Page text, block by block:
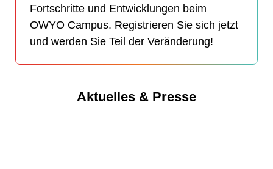
Fortschritte und Entwicklungen beim
OWYO Campus. Registrieren Sie sich jetzt
und werden Sie Teil der Veränderung!
Aktuelles & Presse